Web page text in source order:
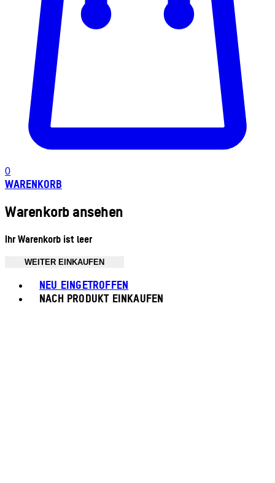
0
WARENKORB
Warenkorb ansehen
Ihr Warenkorb ist leer
WEITER EINKAUFEN
NEU EINGETROFFEN
NACH PRODUKT EINKAUFEN